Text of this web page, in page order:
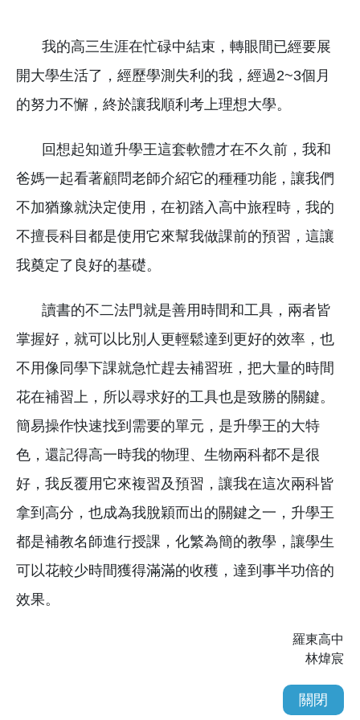
我的高三生涯在忙碌中結束，轉眼間已經要展
開大學生活了，經歷學測失利的我，經過2~3個月
的努力不懈，終於讓我順利考上理想大學。
回想起知道升學王這套軟體才在不久前，我和
爸媽一起看著顧問老師介紹它的種種功能，讓我們
不加猶豫就決定使用，在初踏入高中旅程時，我的
不擅長科目都是使用它來幫我做課前的預習，這讓
我奠定了良好的基礎。
讀書的不二法門就是善用時間和工具，兩者皆
掌握好，就可以比別人更輕鬆達到更好的效率，也
不用像同學下課就急忙趕去補習班，把大量的時間
花在補習上，所以尋求好的工具也是致勝的關鍵。
簡易操作快速找到需要的單元，是升學王的大特
色，還記得高一時我的物理、生物兩科都不是很
好，我反覆用它來複習及預習，讓我在這次兩科皆
拿到高分，也成為我脫穎而出的關鍵之一，升學王
都是補教名師進行授課，化繁為簡的教學，讓學生
可以花較少時間獲得滿滿的收穫，達到事半功倍的
效果。
羅東高中
林煒宸
關閉